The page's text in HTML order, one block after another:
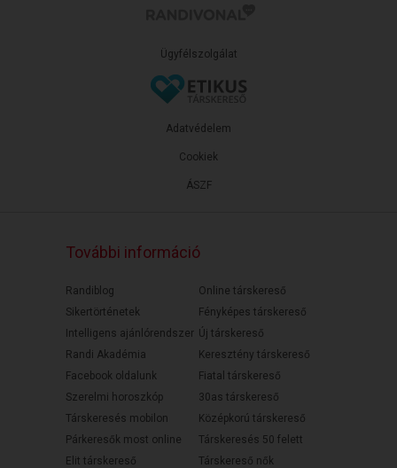
Ügyfélszolgálat
ÁSZF
Adatvédelem
Cookiek
További információ
Randiblog
Sikertörténetek
Intelligens ajánlórendszer
Randi Akadémia
Facebook oldalunk
Szerelmi horoszkóp
Társkeresés mobilon
Párkeresők most online
Elit társkereső
Online társkereső
Fényképes társkereső
Új társkereső
Keresztény társkereső
Fiatal társkereső
30as társkereső
Középkorú társkereső
Társkeresés 50 felett
Társkereső nők